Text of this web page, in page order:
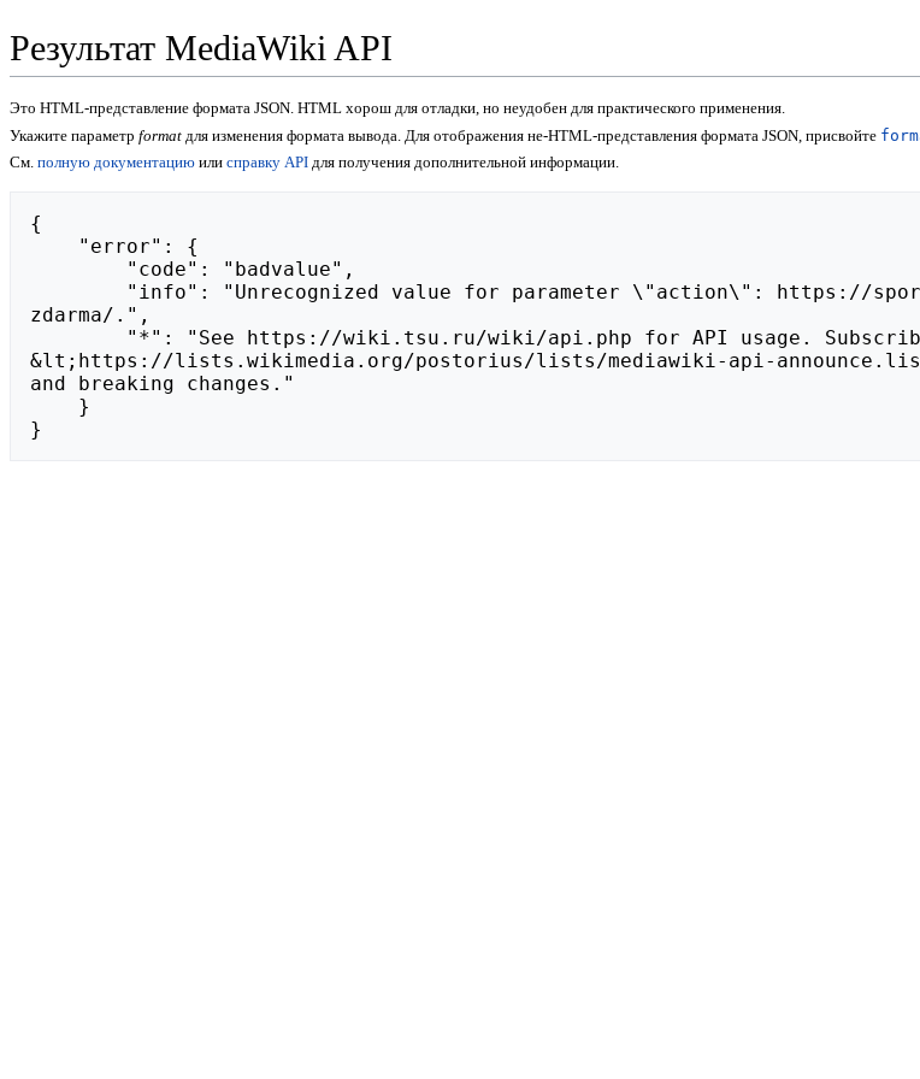
Результат MediaWiki API
Это HTML-представление формата JSON. HTML хорош для отладки, но неудобен для практического применения.
Укажите параметр format для изменения формата вывода. Для отображения не-HTML-представления формата JSON, присвойте
См. полную документацию или справку API для получения дополнительной информации.
{
zdarma/.",
&lt;https://lists.wikimedia.org/postorius/lists/mediawiki-api-
and breaking changes."
}